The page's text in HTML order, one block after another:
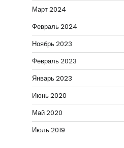
Март 2024
Февраль 2024
Ноябрь 2023
Февраль 2023
Январь 2023
Июнь 2020
Май 2020
Июль 2019